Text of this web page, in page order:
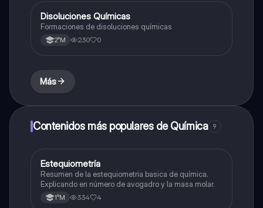
Química
Disoluciones Químicas
Formaciones de disoluciones químicas
2°M 230 0
Más
Contenidos más populares de Química 9
Química
Estequiometría
Resumen de la estequiometria basica de química.
Explicando en número de avogadro y la masa molar.
1°M 334 4